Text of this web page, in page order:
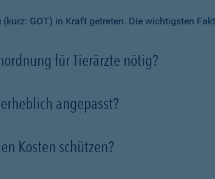
GOT) in Kraft getreten. Die wichtigsten
für Tierärzte nötig?
angepasst?
Kosten schützen?